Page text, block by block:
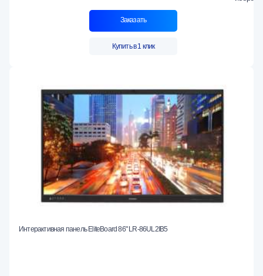
Заказать
Купить в 1 клик
Интерактивная панель EliteBoard 86" LR-86UL2IB5